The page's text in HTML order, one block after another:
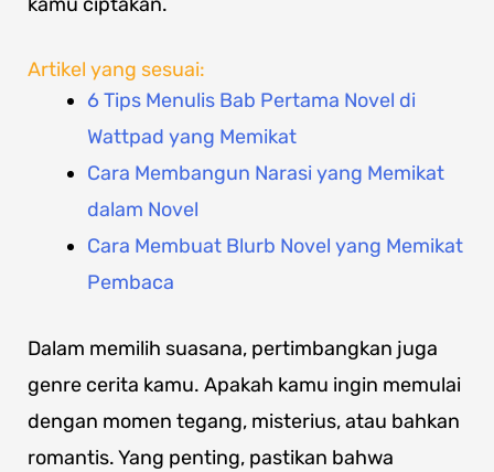
Artikel yang sesuai:
6 Tips Menulis Bab Pertama Novel di
Wattpad yang Memikat
Cara Membangun Narasi yang Memikat
dalam Novel
Cara Membuat Blurb Novel yang Memikat
Pembaca
Dalam memilih suasana, pertimbangkan juga
genre cerita kamu. Apakah kamu ingin memulai
dengan momen tegang, misterius, atau bahkan
romantis. Yang penting, pastikan bahwa